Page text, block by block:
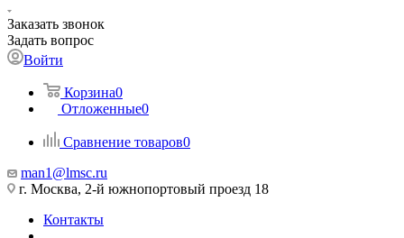
Заказать звонок
Задать вопрос
Войти
Корзина0
Отложенные0
Сравнение товаров0
man1@lmsc.ru
г. Москва, 2-й южнопортовый проезд 18
Контакты